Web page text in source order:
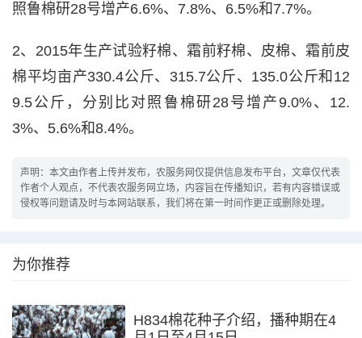
照鲁棉研28号增产6.6%、7.8%、6.5%和7.7%。
2、2015年生产试验籽棉、霜前籽棉、皮棉、霜前皮
棉平均亩产330.4公斤、315.7公斤、135.0公斤和12
9.5公斤，分别比对照鲁棉研28号增产9.0%、12.
3%、5.6%和8.4%。
声明：本文由作者上传并发布，农服务网仅提供信息发布平台，文章仅代表
作者个人观点，不代表农服务网立场，内容旨在传播知识，若有内容错误或
侵权等问题请及时与本网站联系，我们将在第一时间作更正或删除处理。
为你推荐
H834棉花种子介绍，播种期在4